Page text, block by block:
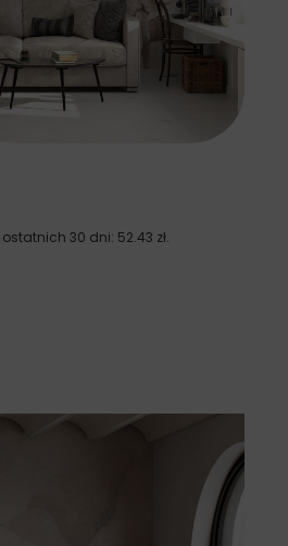
30 dni: 52.43 zł.